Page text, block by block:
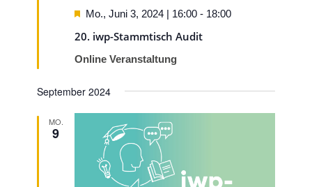
20. iwp-Stammtisch Audit
Hervorgehoben
Mo., Juni 3, 2024 | 16:00 - 18:00
Online Veranstaltung
September 2024
MO.
9